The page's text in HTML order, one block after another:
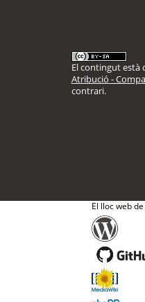
El contingut està
Atribució -
contrari.
El lloc web